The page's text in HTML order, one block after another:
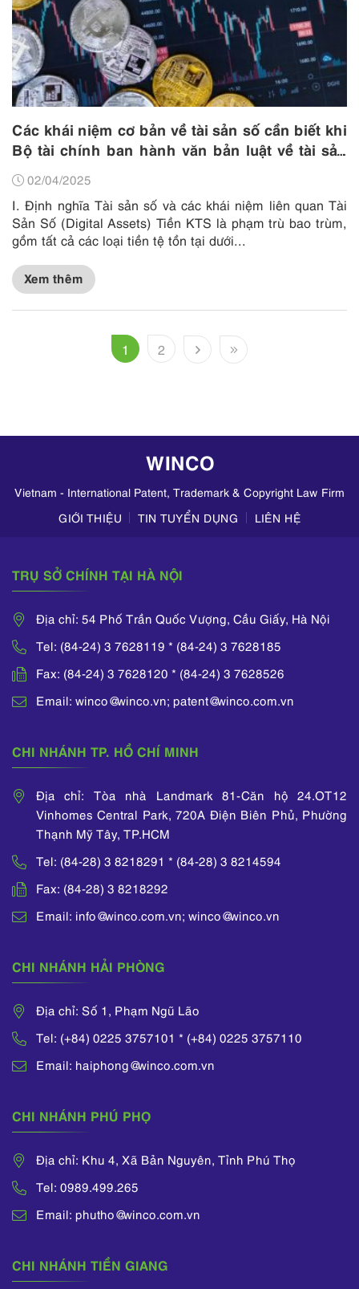
Các khái niệm cơ bản về tài sản số cần biết khi
Bộ tài chính ban hành văn bản luật về tài sản
kỹ thuật số vào ngày 13/03/2025 này
02/04/2025
I. Định nghĩa Tài sản số và các khái niệm liên quan Tài
Sản Số (Digital Assets) Tiền KTS là phạm trù bao trùm,
gồm tất cả các loại tiền tệ tồn tại dưới...
Xem thêm
1 2
WINCO
Vietnam - International Patent, Trademark & Copyright Law Firm
GIỚI THIỆU
TIN TUYỂN DỤNG LIÊN HỆ
TRỤ SỞ CHÍNH TẠI HÀ NỘI
Địa chỉ: 54 Phố Trần Quốc Vượng, Cầu Giấy, Hà Nội
Tel: (84-24) 3 7628119 * (84-24) 3 7628185
Fax: (84-24) 3 7628120 * (84-24) 3 7628526
Email: winco@winco.vn; patent@winco.com.vn
CHI NHÁNH TP. HỒ CHÍ MINH
Địa chỉ: Tòa nhà Landmark 81-Căn hộ 24.OT12
Vinhomes Central Park, 720A Điện Biên Phủ, Phường
Thạnh Mỹ Tây, TP.HCM
Tel: (84-28) 3 8218291 * (84-28) 3 8214594
Fax: (84-28) 3 8218292
Email: info@winco.com.vn; winco@winco.vn
CHI NHÁNH HẢI PHÒNG
Địa chỉ: Số 1, Phạm Ngũ Lão
Tel: (+84) 0225 3757101 * (+84) 0225 3757110
Email: haiphong@winco.com.vn
CHI NHÁNH PHÚ PHỌ
Địa chỉ: Khu 4, Xã Bản Nguyên, Tỉnh Phú Thọ
Tel: 0989.499.265
Email: phutho@winco.com.vn
CHI NHÁNH TIỀN GIANG